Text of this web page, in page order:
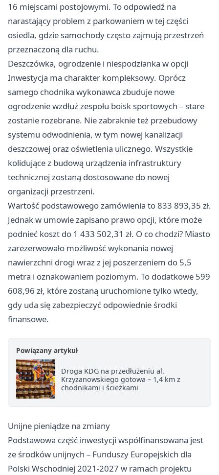
16 miejscami postojowymi. To odpowiedź na
narastający problem z parkowaniem w tej części
osiedla, gdzie samochody często zajmują przestrzeń
przeznaczoną dla ruchu.
Deszczówka, ogrodzenie i niespodzianka w opcji
Inwestycja ma charakter kompleksowy. Oprócz
samego chodnika wykonawca zbuduje nowe
ogrodzenie wzdłuż zespołu boisk sportowych – stare
zostanie rozebrane. Nie zabraknie też przebudowy
systemu odwodnienia, w tym nowej kanalizacji
deszczowej oraz oświetlenia ulicznego. Wszystkie
kolidujące z budową urządzenia infrastruktury
technicznej zostaną dostosowane do nowej
organizacji przestrzeni.
Wartość podstawowego zamówienia to 833 893,35 zł.
Jednak w umowie zapisano prawo opcji, które może
podnieć koszt do 1 433 502,31 zł. O co chodzi? Miasto
zarezerwowało możliwość wykonania nowej
nawierzchni drogi wraz z jej poszerzeniem do 5,5
metra i oznakowaniem poziomym. To dodatkowe 599
608,96 zł, które zostaną uruchomione tylko wtedy,
gdy uda się zabezpieczyć odpowiednie środki
finansowe.
Powiązany artykuł
Droga KDG na przedłużeniu al.
Krzyżanowskiego gotowa – 1,4 km z
chodnikami i ścieżkami
Unijne pieniądze na zmiany
Podstawowa część inwestycji współfinansowana jest
ze środków unijnych – Funduszy Europejskich dla
Polski Wschodniej 2021-2027 w ramach projektu